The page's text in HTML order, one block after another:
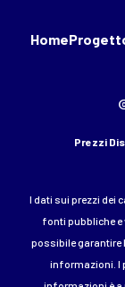
Home
Prezzi
I dati sui prezzi dei
fonti pubbliche e
possibile garantire
informazioni. I